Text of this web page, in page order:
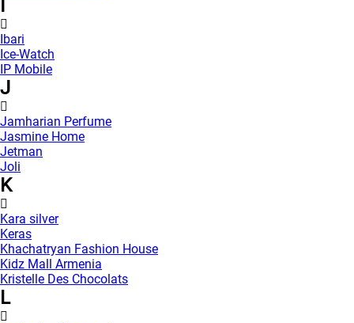
Ibari
Ice-Watch
IP Mobile
J
Jamharian Perfume
Jasmine Home
Jetman
Joli
K
Kara silver
Keras
Khachatryan Fashion House
Kidz Mall Armenia
Kristelle Des Chocolats
L